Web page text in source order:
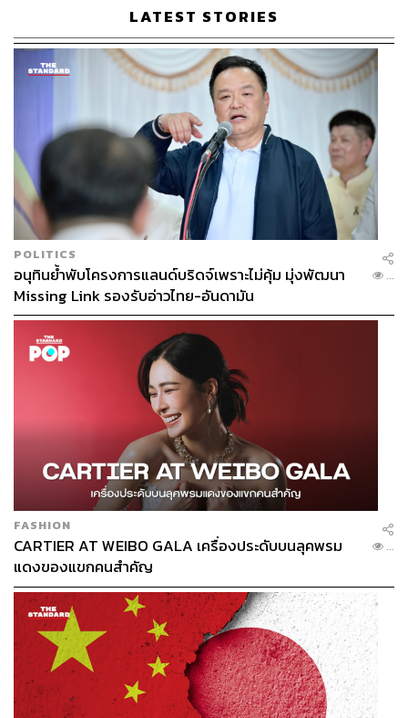
LATEST STORIES
POLITICS
อนุทินย้ำพับโครงการแลนด์บริดจ์เพราะไม่คุ้ม มุ่งพัฒนา
Missing Link รองรับอ่าวไทย-อันดามัน
...
FASHION
CARTIER AT WEIBO GALA เครื่องประดับบนลุคพรม
แดงของแขกคนสำคัญ
...